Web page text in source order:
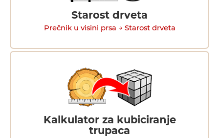
Starost drveta
Prečnik u visini prsa → Starost drveta
Kalkulator za kubiciranje
trupaca